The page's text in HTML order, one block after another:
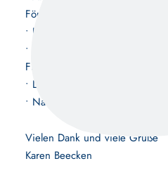
Förderprognose
• Halbjahreszeugnis der 6.
• Motivationsschreiben –
Fürst-Schule
• Lichtbild und Geburtsurkunde
• Nachweis über Masernimpfung
Vielen Dank und viele Grüße
Karen Beecken